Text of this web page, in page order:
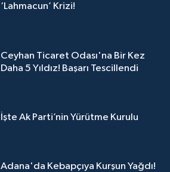
‘Lahmacun’ Krizi!
Ceyhan Ticaret Odası'na Bir Kez
Daha 5 Yıldız! Başarı Tescillendi
İşte Ak Parti’nin Yürütme Kurulu
Adana'da Kebapçıya Kurşun Yağdı!